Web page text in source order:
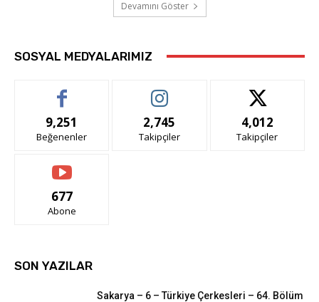
Devamını Göster
SOSYAL MEDYALARIMIZ
9,251
Beğenenler
2,745
Takipçiler
4,012
Takipçiler
677
Abone
SON YAZILAR
Sakarya – 6 – Türkiye Çerkesleri – 64. Bölüm